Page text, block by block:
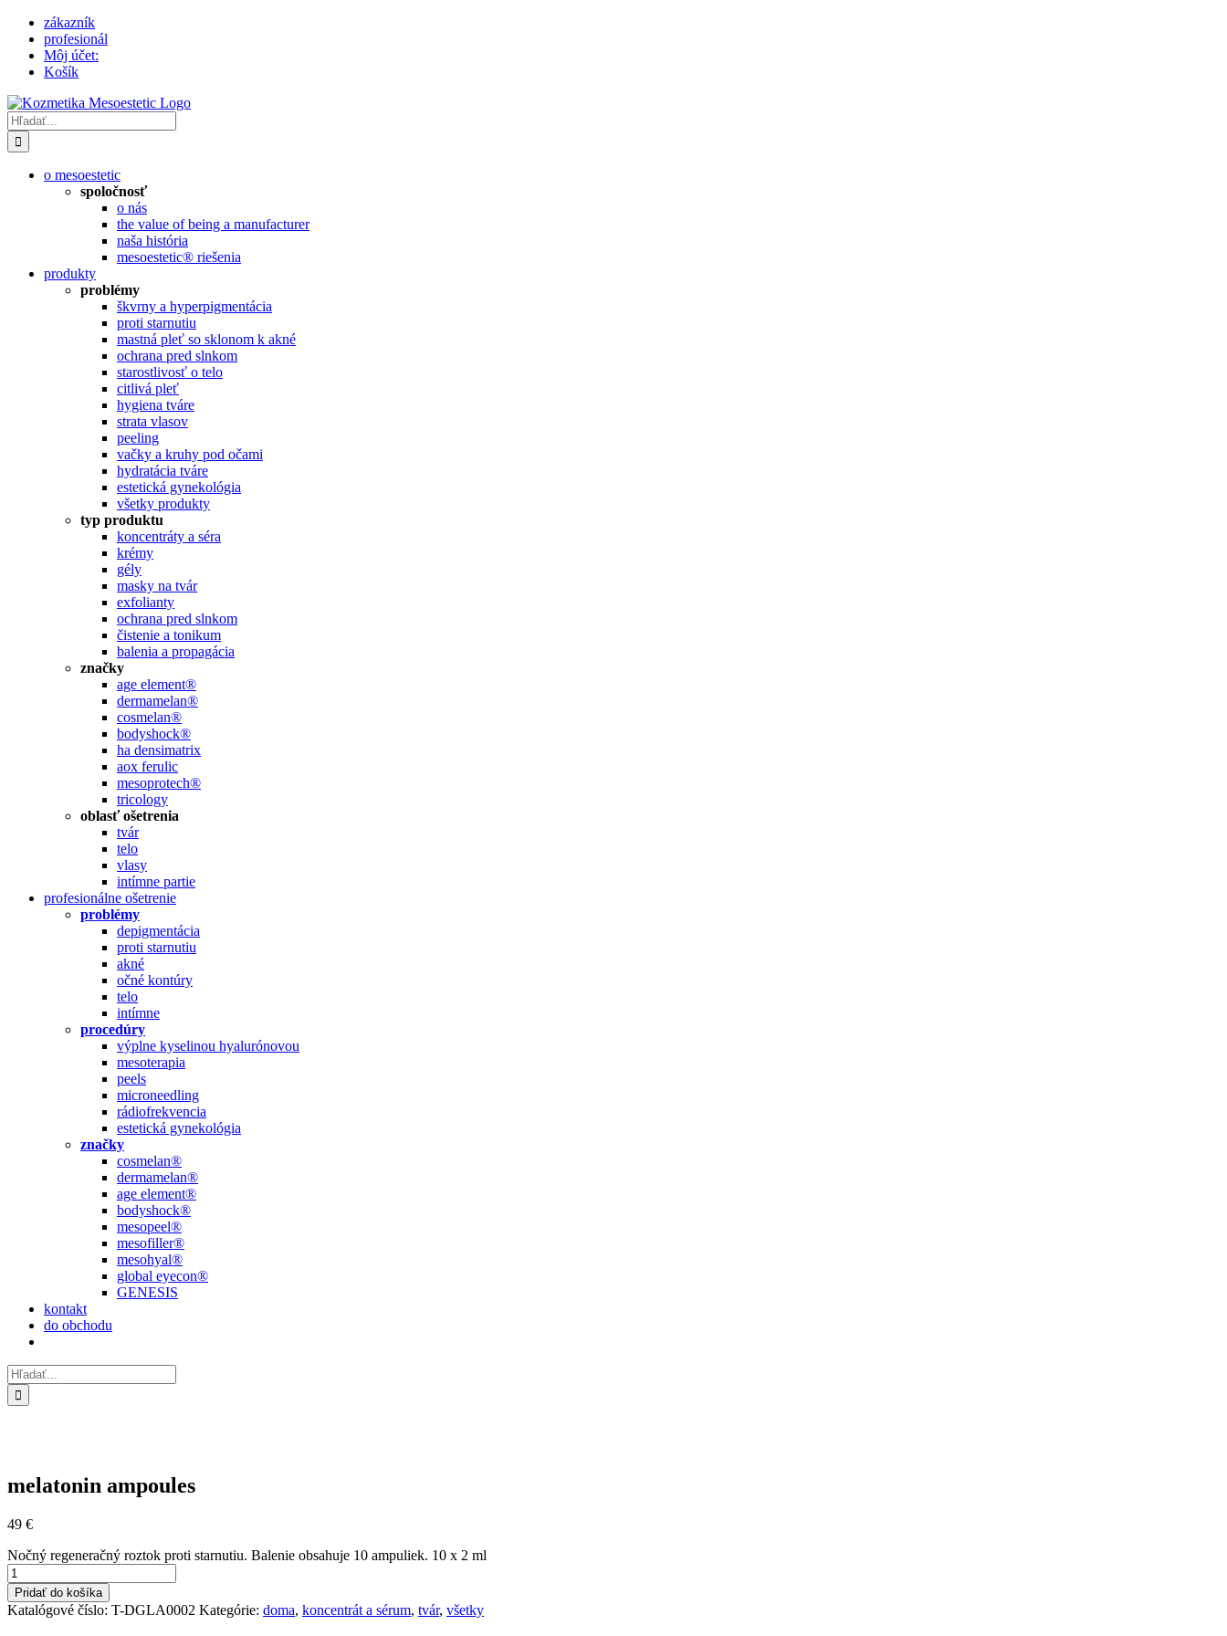
Skip
content
zákazník
profesionál
Môj účet:
Košík
Hľadať:
o mesoestetic
spoločnosť
o nás
the value of being a manufacturer
naša história
mesoestetic® riešenia
produkty
problémy
škvrny a hyperpigmentácia
proti starnutiu
mastná pleť so sklonom k ​​akné
ochrana pred slnkom
starostlivosť o telo
citlivá pleť
hygiena tváre
strata vlasov
peeling
vačky a kruhy pod očami
hydratácia tváre
estetická gynekológia
všetky produkty
typ produktu
koncentráty a séra
krémy
gély
masky na tvár
exfolianty
ochrana pred slnkom
čistenie a tonikum
balenia a propagácia
značky
age element®
dermamelan®
cosmelan®
bodyshock®
ha densimatrix
aox ferulic
mesoprotech®
tricology
oblasť ošetrenia
tvár
telo
vlasy
intímne partie
profesionálne ošetrenie
problémy
depigmentácia
proti starnutiu
akné
očné kontúry
telo
intímne
procedúry
výplne kyselinou hyalurónovou
mesoterapia
peels
microneedling
rádiofrekvencia
estetická gynekológia
značky
cosmelan®
dermamelan®
age element®
bodyshock®
mesopeel®
mesofiller®
mesohyal®
global eyecon®
GENESIS
kontakt
do obchodu
Hľadať:
melatonin ampoules
49 €
Nočný regeneračný roztok proti starnutiu. Balenie obsahuje 10 ampuliek. 10 x 2 ml
množstvo
melatonin
ampoules
Pridať do košíka
Katalógové číslo: T-DGLA0002 Kategórie: doma, koncentrát a sérum, tvár, všetky